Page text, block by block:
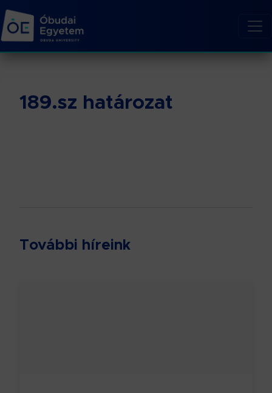
189.sz határozat
További híreink